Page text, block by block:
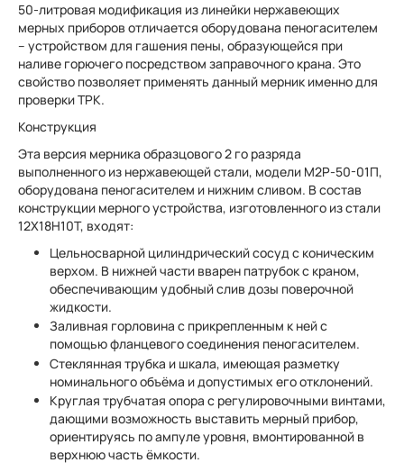
50-литровая модификация из линейки нержавеющих
мерных приборов отличается оборудована пеногасителем
– устройством для гашения пены, образующейся при
наливе горючего посредством заправочного крана. Это
свойство позволяет применять данный мерник именно для
проверки ТРК.
Конструкция
Эта версия мерника образцового 2 го разряда
выполненного из нержавеющей стали, модели М2Р-50-01П,
оборудована пеногасителем и нижним сливом. В состав
конструкции мерного устройства, изготовленного из стали
12Х18Н10Т, входят:
Цельносварной цилиндрический сосуд с коническим
верхом. В нижней части вварен патрубок с краном,
обеспечивающим удобный слив дозы поверочной
жидкости.
Заливная горловина с прикрепленным к ней с
помощью фланцевого соединения пеногасителем.
Стеклянная трубка и шкала, имеющая разметку
номинального объёма и допустимых его отклонений.
Круглая трубчатая опора с регулировочными винтами,
дающими возможность выставить мерный прибор,
ориентируясь по ампуле уровня, вмонтированной в
верхнюю часть ёмкости.